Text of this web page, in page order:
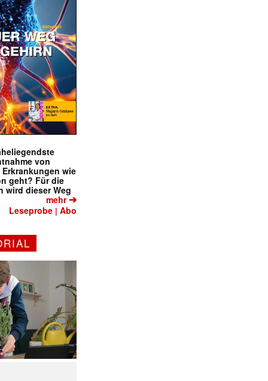
von
wie
geht? Für die
wird dieser Weg
mehr➔
Leseprobe |Abo